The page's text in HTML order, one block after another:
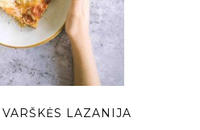
LAZANIJA